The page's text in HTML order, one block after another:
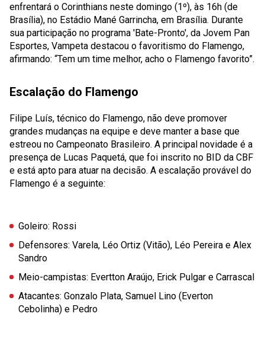
enfrentará o Corinthians neste domingo (1º), às 16h (de
Brasília), no Estádio Mané Garrincha, em Brasília. Durante
sua participação no programa 'Bate-Pronto', da Jovem Pan
Esportes, Vampeta destacou o favoritismo do Flamengo,
afirmando: “Tem um time melhor, acho o Flamengo favorito”.
Escalação do Flamengo
Filipe Luís, técnico do Flamengo, não deve promover
grandes mudanças na equipe e deve manter a base que
estreou no Campeonato Brasileiro. A principal novidade é a
presença de Lucas Paquetá, que foi inscrito no BID da CBF
e está apto para atuar na decisão. A escalação provável do
Flamengo é a seguinte:
Goleiro: Rossi
Defensores: Varela, Léo Ortiz (Vitão), Léo Pereira e Alex
Sandro
Meio-campistas: Evertton Araújo, Erick Pulgar e Carrascal
Atacantes: Gonzalo Plata, Samuel Lino (Everton
Cebolinha) e Pedro